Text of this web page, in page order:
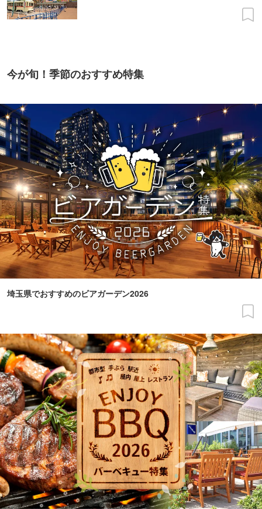
今が旬！季節のおすすめ特集
埼玉県でおすすめのビアガーデン2026